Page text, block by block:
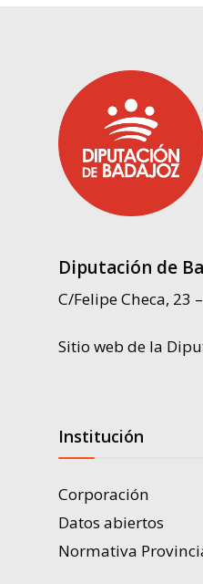
Diputación de
C/Felipe Checa, 23
Sitio web de la
Institución
Corporación
Datos abiertos
Normativa